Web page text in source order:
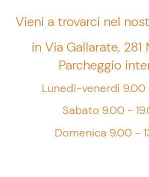
Vieni a trovarci nel
in Via Gallarate,
Parcheggio
Lunedì-venerdi 9.00
Sabato 9.00 -
Domenica 9.00 -